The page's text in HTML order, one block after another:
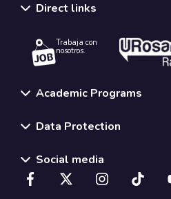
Direct links
Trabaja con
nosotros.
Academic Programs
Data Protection
Social media